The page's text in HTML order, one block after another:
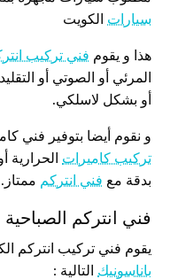
سيارات الكويت
هذا و يقوم فني تركيب
المرئي أو الصوتي أو
أو بشكل لاسلكي.
و نقوم أيضا بتوفير فني
تركيب كاميرات
بدقة مع فني انتركم ممتاز.
فني انتركم الصباحية
يقوم فني تركيب انتركم
باناسونيك التالية :